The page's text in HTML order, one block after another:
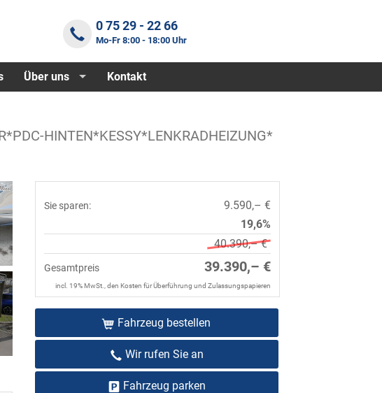
0 75 29 - 22 66
Mo-Fr 8:00 - 18:00 Uhr
Über uns Kontakt
HINTEN*KESSY*LENKRADHEIZUNG*
Sie sparen:
9.590,– €
19,6%
40.390,– €
Gesamtpreis 39.390,– €
incl. 19% MwSt., den Kosten für Überführung und Zulassungspapieren
Fahrzeug bestellen
Wir rufen Sie an
Fahrzeug parken